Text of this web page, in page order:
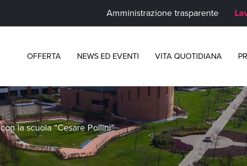
Amministrazione trasparente
OFFERTA NEWS ED EVENTI VITA QUOTIDIANA
la scuola “Cesare Pollini”